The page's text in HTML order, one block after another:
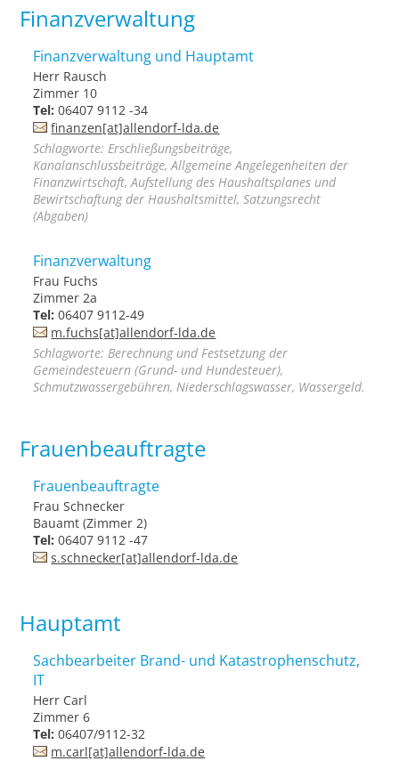
Finanzverwaltung
Finanzverwaltung und Hauptamt
Herr Rausch
Zimmer 10
Tel: 06407 9112 -34
finanzen[at]allendorf-lda.de
Schlagworte: Erschließungsbeiträge,
Kanalanschlussbeiträge, Allgemeine Angelegenheiten der
Finanzwirtschaft, Aufstellung des Haushaltsplanes und
Bewirtschaftung der Haushaltsmittel, Satzungsrecht
(Abgaben)
Finanzverwaltung
Frau Fuchs
Zimmer 2a
Tel: 06407 9112-49
m.fuchs[at]allendorf-lda.de
Schlagworte: Berechnung und Festsetzung der
Gemeindesteuern (Grund- und Hundesteuer),
Schmutzwassergebühren, Niederschlagswasser, Wassergeld.
Frauenbeauftragte
Frauenbeauftragte
Frau Schnecker
Bauamt (Zimmer 2)
Tel: 06407 9112 -47
s.schnecker[at]allendorf-lda.de
Hauptamt
Sachbearbeiter Brand- und Katastrophenschutz,
IT
Herr Carl
Zimmer 6
Tel: 06407/9112-32
m.carl[at]allendorf-lda.de